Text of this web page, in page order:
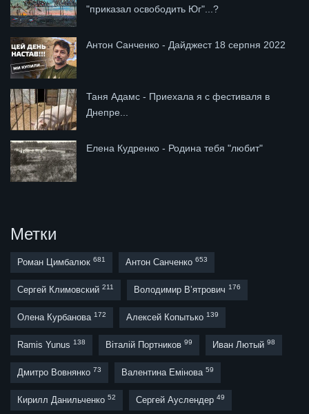
"приказал освободить Юг"...?
Антон Санченко - Дайджест 18 серпня 2022
Таня Адамс - Приехала я с фестиваля в
Днепре...
Елена Кудренко - Родина тебя "любит"
Метки
Роман Цимбалюк 681 Антон Санченко 653
Сергей Климовский 211 Володимир В’ятрович 176
Олена Курбанова 172 Алексей Копытько 139
Ramis Yunus 138 Віталій Портников 99 Иван Лютый 98
Дмитро Вовнянко 73 Валентина Емінова 59
Кирилл Данильченко 52 Сергей Ауслендер 49